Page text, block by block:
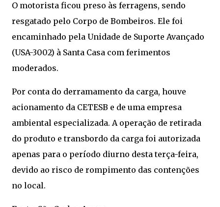
O motorista ficou preso às ferragens, sendo
resgatado pelo Corpo de Bombeiros. Ele foi
encaminhado pela Unidade de Suporte Avançado
(USA-3002) à Santa Casa com ferimentos
moderados.
Por conta do derramamento da carga, houve
acionamento da CETESB e de uma empresa
ambiental especializada. A operação de retirada
do produto e transbordo da carga foi autorizada
apenas para o período diurno desta terça-feira,
devido ao risco de rompimento das contenções
no local.